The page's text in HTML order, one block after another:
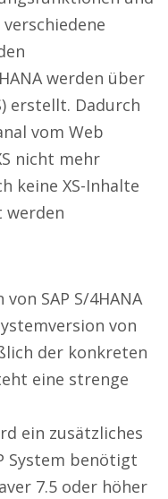
werden über
erstellt. Dadurch
vom Web
nicht mehr
keine XS-Inhalte
werden
SAP S/4HANA
von
der konkreten
eine strenge
ein zusätzliches
System benötigt
7.5 oder höher